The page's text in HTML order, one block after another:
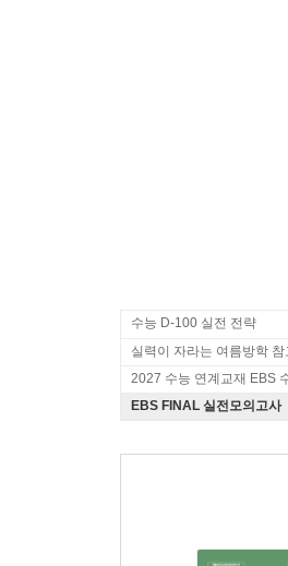
수능 D-100 실전 전략
실력이 자라는 여름방학 참
2027 수능 연계교재 EBS
EBS FINAL 실전모의고사